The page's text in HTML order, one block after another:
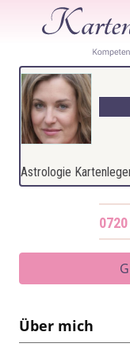
Astrologie
Über mich